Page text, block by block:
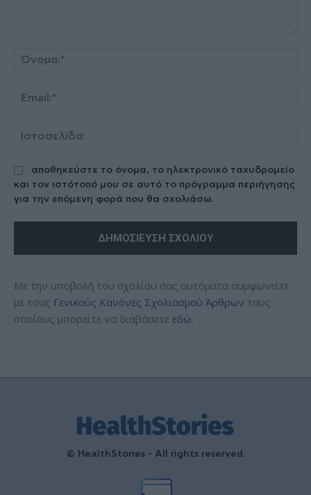
αποθηκεύστε το όνομα, το ηλεκτρονικό ταχυδρομείο
και τον ιστότοπό μου σε αυτό το πρόγραμμα περιήγησης
για την επόμενη φορά που θα σχολιάσω.
Με την υποβολή του σχολίου σας αυτόματα συμφωνείτε
με τους Γενικούς Κανόνες Σχολιασμού Άρθρων τους
οποίους μπορείτε να διαβάσετε εδώ.
© HealthStories - All rights reserved.